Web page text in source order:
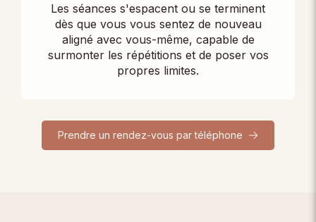
Les séances s'espacent ou se terminent
dès que vous vous sentez de nouveau
aligné avec vous-même, capable de
surmonter les répétitions et de poser vos
propres limites.
Prendre un rendez-vous par téléphone